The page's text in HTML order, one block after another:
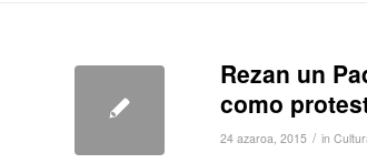
Rezan un
como
24 azaroa, 2015 / in